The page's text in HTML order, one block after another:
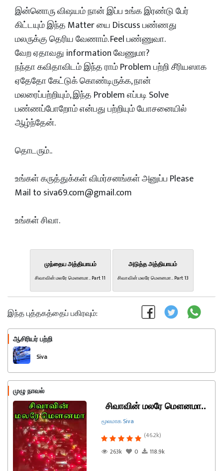
இன்னொரு விஷயம் நான் இப்ப உங்க இரண்டு பேர்
கிட்டயும் இந்த Matter யை Discuss பண்ணது
மலருக்கு தெரிய வேணாம். Feel பண்ணுவா.
வேற ஏதாவது information வேணுமா?
நந்தா கவிதாவிடம் இந்த ராம் Problem பற்றி சீரியஸாக
ஏதேதோ கேட்டுக் கொண்டிருக்க, நான்
மலரைப்பற்றியும், இந்த Problem எப்படி Solve
பண்ணப்போறோம் என்பது பற்றியும் யோசனையில்
ஆழ்ந்தேன்.
தொடரும்..
உங்கள் கருத்துக்கள் விமர்சனங்கள் அனுப்ப Please
Mail to siva69.com@gmail.com
உங்கள் சிவா.
முந்தைய அத்தியாயம்
சிவாவின் மலரே மௌனமா.. Part 11
அடுத்த அத்தியாயம்
சிவாவின் மலரே மௌனமா.. Part 13
இந்த புத்தகத்தைப் பகிரவும்:
ஆசிரியர் பற்றி
Siva
முழு நாவல்
சிவாவின் மலரே மௌனமா..
மூலமாக Siva
(46.2k)
263k
0 118.9k